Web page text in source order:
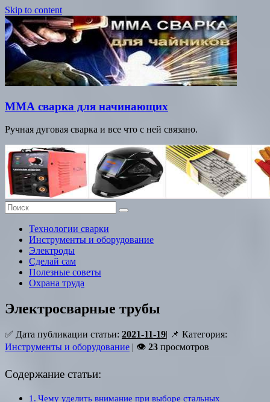
Skip to content
ММА сварка для начинающих
Ручная дуговая сварка и все что с ней связано.
Технологии сварки
Инструменты и оборудование
Электроды
Сделай сам
Полезные советы
Охрана труда
Электросварные трубы
✅ Дата публикации статьи: 2021-11-19| 📌 Категория:
Инструменты и оборудование | 👁 23 просмотров
Содержание статьи:
Чему уделить внимание при выборе стальных